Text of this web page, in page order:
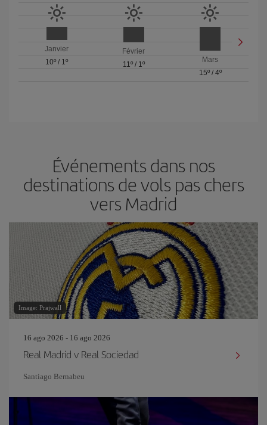
Janvier
10º / 1º
Février
11º/ 1º
Mars
15º/ 4º
Événements dans nos
destinations de vols pas chers
vers Madrid
Image: Prajwall
16 ago 2026 - 16 ago 2026
Real Madrid v Real Sociedad
Santiago Bernabeu